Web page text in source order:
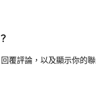
覆評論，以及顯示你的